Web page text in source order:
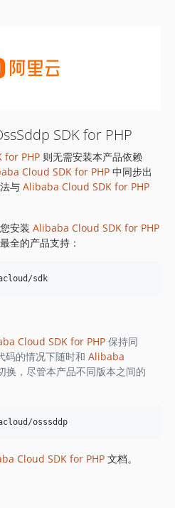
SDK for PHP
for PHP 则无需安装本产品依赖
Cloud SDK for PHP 中同步出
与 Alibaba Cloud SDK for PHP
安装 Alibaba Cloud SDK for PHP
全的产品支持：
Cloud SDK for PHP保持同
码的情况下随时和 Alibaba
换，尽管本产品不同版本之间的
Cloud SDK for PHP 文档。